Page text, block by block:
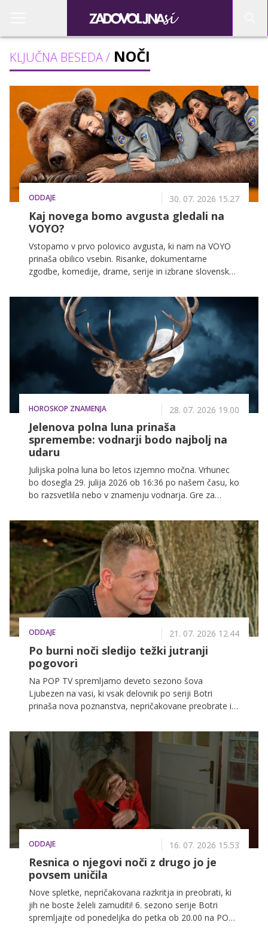
KLJUČNA BESEDA / NOČI
ODDAJE 30. 07. 2026 15.27
Kaj novega bomo avgusta gledali na
VOYO?
Vstopamo v prvo polovico avgusta, ki nam na VOYO
prinaša obilico vsebin. Risanke, dokumentarne
zgodbe, komedije, drame, serije in izbrane slovenske
Lea Mihevc in ostali vas v prihodnjih dneh čakajo na
HOROSKOP ZNAMENJA 28. 07. 2026 19.00
Jelenova polna luna prinaša
spremembe: vodnarji bodo najbolj na
udaru
Julijska polna luna bo letos izjemno močna. Vrhunec
bo dosegla 29. julija 2026 ob 16:36 po našem času, ko
bo razsvetlila nebo v znamenju vodnarja. Gre za
občutek, da je čas, da prevzamemo odgovornost za
svoje življenje. Julijsko polno luno imenujemo tudi
jelenova luna, kar ji daje poseben simbolni pomen.
ODDAJE 21. 07. 2026 12.44
Po burni noči sledijo težki jutranji
pogovori
Na POP TV spremljamo deveto sezono šova
Ljubezen na vasi, ki vsak delovnik po seriji Botri
prinaša nova poznanstva, nepričakovane preobrate in
nocojšnji epizodi? Preverite v nadaljevanju.
ODDAJE 16. 07. 2026 15.53
Resnica o njegovi noči z drugo jo je
povsem uničila
Nove spletke, nepričakovana razkritja in preobrati, ki
jih ne boste želeli zamuditi! 6. sezono serije Botri
spremljajte od ponedeljka do petka ob 20.00 na POP